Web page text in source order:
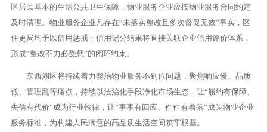
区居民基本的生活公共卫生保障，物业服务企业应按物业服务合同约定
及时清理。物业服务企业凡存在“未落实整改且多次督促无效”事实，区
住更局均予以信用惩戒；信用记分结果将直接关联企业信用评价体系，
形成“整改不力必受惩”的闭环约束。
东西湖区将持续着力整治物业服务不到位问题，聚焦响应慢、品质
低、管理乱等痛点，持续以法治化手段净化市场生态，让“履约有保障、
失信有代价”成为行业铁律，让“事事有回应、件件有着落”成为物业企业
服务标准，为构建人民满意的高品质生活空间筑牢根基。